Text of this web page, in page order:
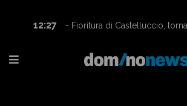
12:27
- Fioritura di Castelluccio,